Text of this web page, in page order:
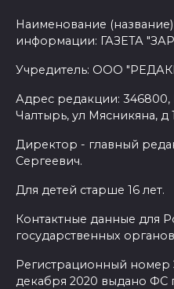
Наименование
информации: ГАЗЕТА
Учредитель: ООО
Адрес редакции: 346800,
Чалтырь, ул Мясникяна, д
Директор - главный
Сергеевич.
Для детей старше 16 лет.
Контактные данные для
государственных
Регистрационный
декабря 2020 выдано ФС